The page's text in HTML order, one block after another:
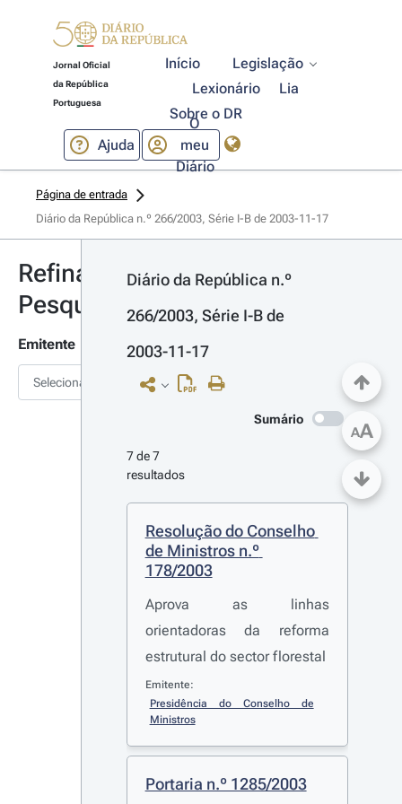
Jornal Oficial
da República
Portuguesa
Início
Legislação
Lexionário
Lia
Sobre o DR
Ajuda
O
meu
Diário
Página de entrada
Diário da República n.º 266/2003, Série I-B de 2003-11-17
Refinar
Pesquisa
Emitente
Selecionar
Diário da República n.º
266/2003, Série I-B de
2003-11-17
Sumário
7 de 7
resultados
Resolução do Conselho
de Ministros n.º
178/2003
Aprova as linhas
orientadoras da reforma
estrutural do sector florestal
Emitente:
Presidência do Conselho de
Ministros
Portaria n.º 1285/2003
AA